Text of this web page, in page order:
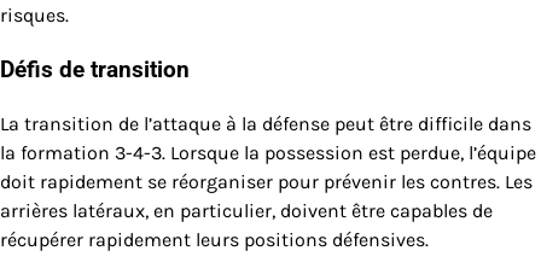
risques.
Défis de transition
La transition de l’attaque à la défense peut être difficile dans
la formation 3-4-3. Lorsque la possession est perdue, l’équipe
doit rapidement se réorganiser pour prévenir les contres. Les
arrières latéraux, en particulier, doivent être capables de
récupérer rapidement leurs positions défensives.